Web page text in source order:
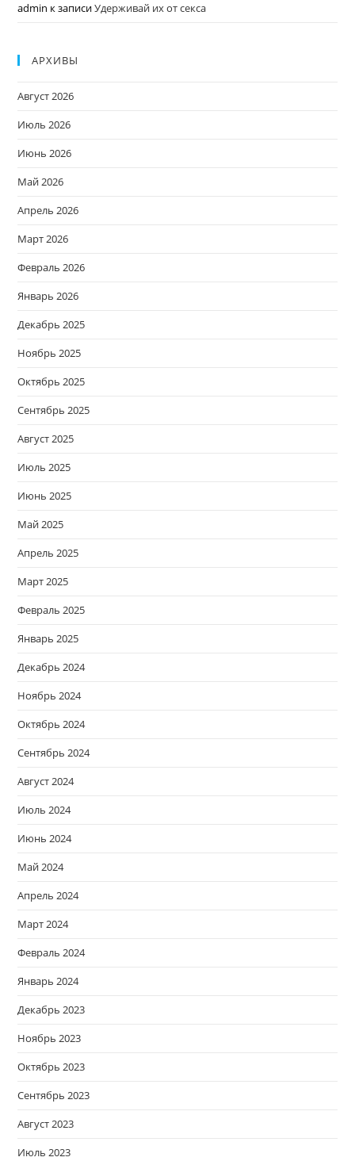
admin к записиУдерживай их от секса
АРХИВЫ
Август 2026
Июль 2026
Июнь 2026
Май 2026
Апрель 2026
Март 2026
Февраль 2026
Январь 2026
Декабрь 2025
Ноябрь 2025
Октябрь 2025
Сентябрь 2025
Август 2025
Июль 2025
Июнь 2025
Май 2025
Апрель 2025
Март 2025
Февраль 2025
Январь 2025
Декабрь 2024
Ноябрь 2024
Октябрь 2024
Сентябрь 2024
Август 2024
Июль 2024
Июнь 2024
Май 2024
Апрель 2024
Март 2024
Февраль 2024
Январь 2024
Декабрь 2023
Ноябрь 2023
Октябрь 2023
Сентябрь 2023
Август 2023
Июль 2023